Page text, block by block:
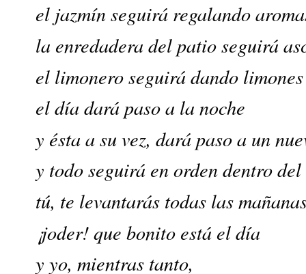
el jazmín seguirá regalando
la enredadera del patio seguirá
el limonero seguirá dando
el día dará paso a la noche
y ésta a su vez, dará paso a un
y todo seguirá en orden dentro
tú, te levantarás todas las
¡joder! que bonito está el día
y yo, mientras tanto,